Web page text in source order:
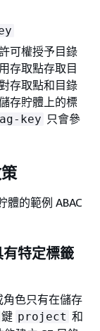
可權授予目錄
存取點存取目
存取點和目錄
存貯體上的標
key 只會參
體的範例 ABAC
特定標籤
色只有在儲存
project 和